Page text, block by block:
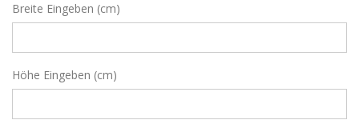
Breite Eingeben (cm)
Höhe Eingeben (cm)